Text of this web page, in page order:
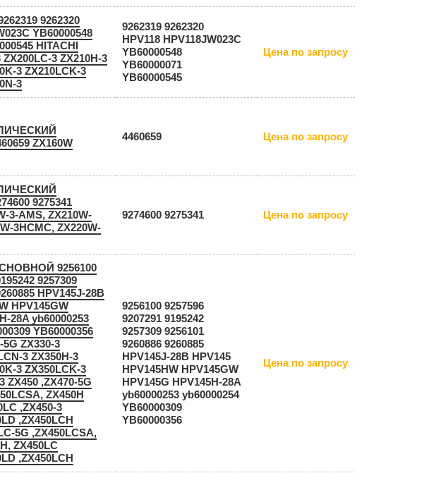
9262320
YB60000548
HITACHI
3 ZX210H-3
3 ZX210LCK-3
3
9262319 9262320
HPV118 HPV118JW023C
YB60000548
YB60000071
YB60000545
Цена по запросу
ZX160W
4460659 Цена по запросу
9275341
3-AMS, ZX210W-
3HCMC, ZX220W-
9274600 9275341 Цена по запросу
9256100
9257309
HPV145J-28B
HPV145GW
28A yb60000253
YB60000356
5G ZX330-3
3 ZX350H-3
3 ZX350LCK-3
ZX450 ,ZX470-5G
ZX450H
,ZX450-3
,ZX450LCH
5G ,ZX450LCSA,
ZX450LC
,ZX450LCH
9256100 9257596
9207291 9195242
9257309 9256101
9260886 9260885
HPV145J-28B HPV145
HPV145HW HPV145GW
HPV145G HPV145H-28A
yb60000253 yb60000254
YB60000309
YB60000356
Цена по запросу